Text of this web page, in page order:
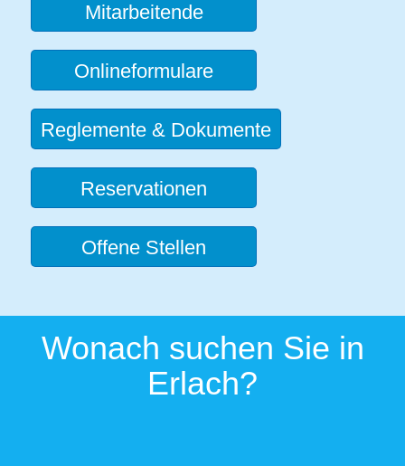
Mitarbeitende
Onlineformulare
Reglemente & Dokumente
Reservationen
Offene Stellen
Wonach suchen Sie in
Erlach?